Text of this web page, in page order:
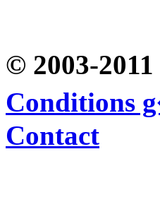
© 2003-
Conditions
Contact